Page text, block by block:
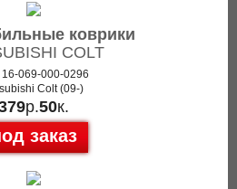
коврики
COLT
16-069-000-0296
Colt (09-)
р.50к.
заказ